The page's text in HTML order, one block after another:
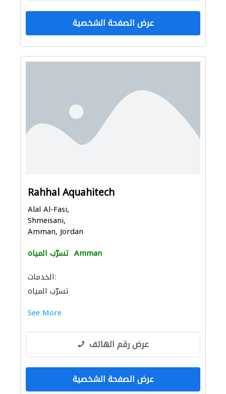
عرض الصفحة الشخصية
Rahhal Aquahitech
Alal Al-Fasi,
Shmeisani,
Amman, Jordan
تسرّب المياه Amman
الخدمات:
تسرّب المياه
See More
عرض رقم الهاتف
عرض الصفحة الشخصية